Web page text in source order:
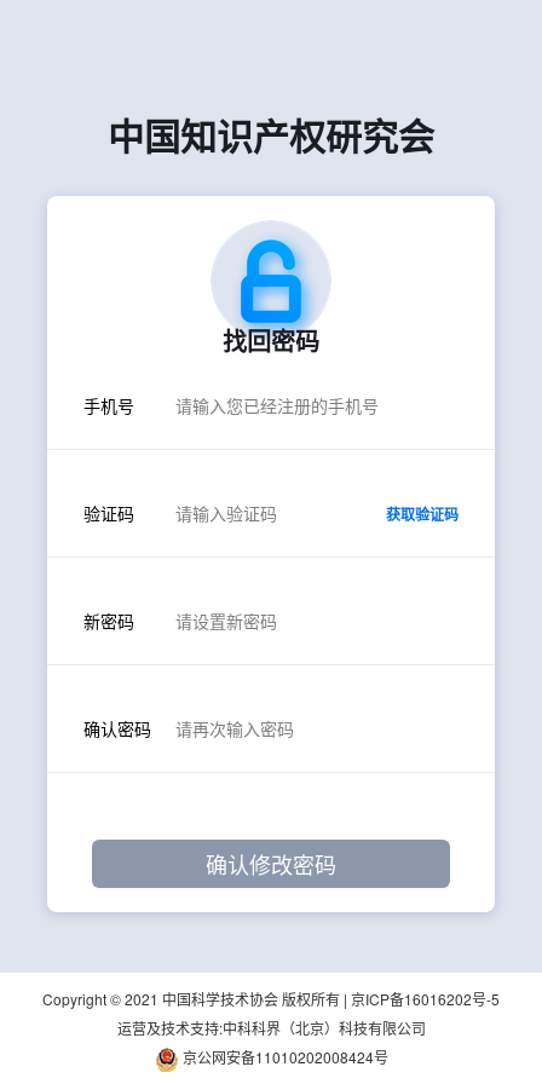
中国知识产权研究会
找回密码
手机号
验证码 获取验证码
新密码
确认密码
Copyright © 2021 中国科学技术协会 版权所有 | 京ICP备16016202号-5
运营及技术支持:中科科界（北京）科技有限公司
京公网安备11010202008424号